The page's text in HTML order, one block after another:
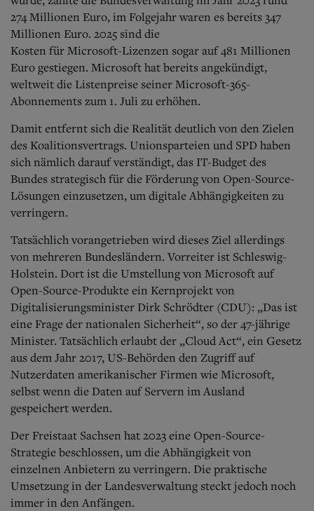
Abonnenten-Login
Abonnent werden
Abo Prämien
Archiv
Mediadaten
Kontakt
Impressum
Datenschutz
274 Millionen Euro, im Folgejahr waren es bereits 347
Millionen Euro. 2025 sind die
Kosten für Microsoft-Lizenzen sogar auf 481 Millionen
Euro gestiegen. Microsoft hat bereits angekündigt,
weltweit die Listenpreise seiner Microsoft-365-
Abonnements zum 1. Juli zu erhöhen.
Damit entfernt sich die Realität deutlich von den Zielen
des Koalitionsvertrags. Unionsparteien und SPD haben
sich nämlich darauf verständigt, das IT-Budget des
Bundes strategisch für die Förderung von Open-Source-
Lösungen einzusetzen, um digitale Abhängigkeiten zu
verringern.
Tatsächlich vorangetrieben wird dieses Ziel allerdings
von mehreren Bundesländern. Vorreiter ist Schleswig-
Holstein. Dort ist die Umstellung von Microsoft auf
Open-Source-Produkte ein Kernprojekt von
Digitalisierungsminister Dirk Schrödter (CDU): „Das ist
eine Frage der nationalen Sicherheit“, so der 47-jährige
Minister. Tatsächlich erlaubt der „Cloud Act“, ein Gesetz
aus dem Jahr 2017, US-Behörden den Zugriff auf
Nutzerdaten amerikanischer Firmen wie Microsoft,
selbst wenn die Daten auf Servern im Ausland
gespeichert werden.
Der Freistaat Sachsen hat 2023 eine Open-Source-
Strategie beschlossen, um die Abhängigkeit von
einzelnen Anbietern zu verringern. Die praktische
Umsetzung in der Landesverwaltung steckt jedoch noch
immer in den Anfängen.